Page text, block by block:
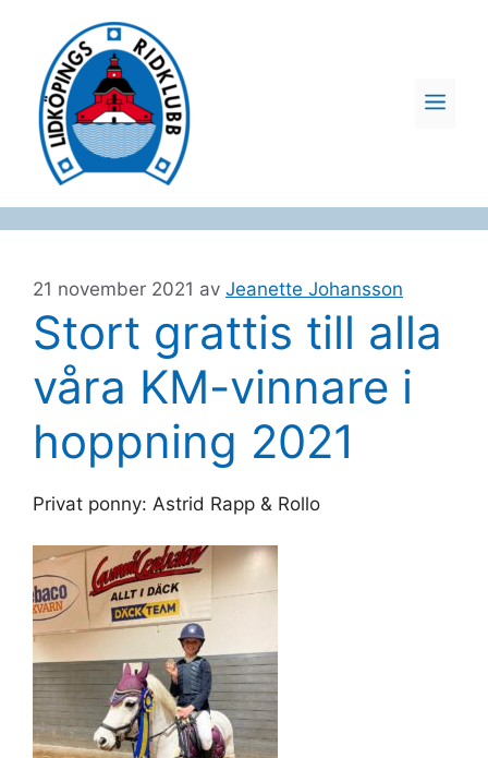
innehåll
21 november 2021 av Jeanette Johansson
Stort grattis till alla
våra KM-vinnare i
hoppning 2021
Privat ponny: Astrid Rapp & Rollo